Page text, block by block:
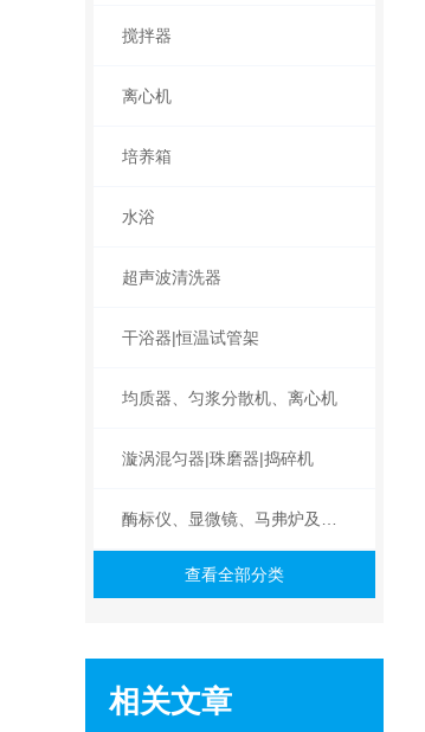
搅拌器
离心机
培养箱
水浴
超声波清洗器
干浴器|恒温试管架
均质器、匀浆分散机、离心机
漩涡混匀器|珠磨器|捣碎机
查看全部分类
相关文章